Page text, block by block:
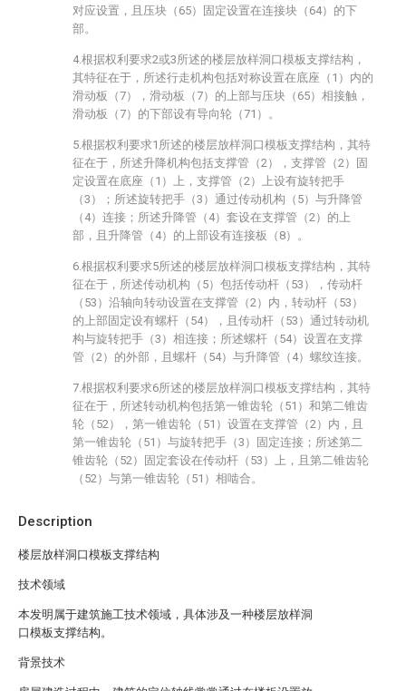
Description
楼层放样洞口模板支撑结构
技术领域
本发明属于建筑施工技术领域，具体涉及一种楼层放样洞
口模板支撑结构。
背景技术
对应设置，且压块（65）固定设置在连接块（64）的下
部。
4.根据权利要求2或3所述的楼层放样洞口模板支撑结构，
其特征在于，所述行走机构包括对称设置在底座（1）内的
滑动板（7），滑动板（7）的上部与压块（65）相接触，
滑动板（7）的下部设有导向轮（71）。
5.根据权利要求1所述的楼层放样洞口模板支撑结构，其特
征在于，所述升降机构包括支撑管（2），支撑管（2）固
定设置在底座（1）上，支撑管（2）上设有旋转把手
（3）；所述旋转把手（3）通过传动机构（5）与升降管
（4）连接；所述升降管（4）套设在支撑管（2）的上
部，且升降管（4）的上部设有连接板（8）。
6.根据权利要求5所述的楼层放样洞口模板支撑结构，其特
征在于，所述传动机构（5）包括传动杆（53），传动杆
（53）沿轴向转动设置在支撑管（2）内，转动杆（53）
的上部固定设有螺杆（54），且传动杆（53）通过转动机
构与旋转把手（3）相连接；所述螺杆（54）设置在支撑
管（2）的外部，且螺杆（54）与升降管（4）螺纹连接。
7.根据权利要求6所述的楼层放样洞口模板支撑结构，其特
征在于，所述转动机构包括第一锥齿轮（51）和第二锥齿
轮（52），第一锥齿轮（51）设置在支撑管（2）内，且
第一锥齿轮（51）与旋转把手（3）固定连接；所述第二
锥齿轮（52）固定套设在传动杆（53）上，且第二锥齿轮
（52）与第一锥齿轮（51）相啮合。